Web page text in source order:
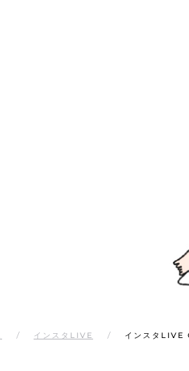
インスタLIVE インスタLIVE